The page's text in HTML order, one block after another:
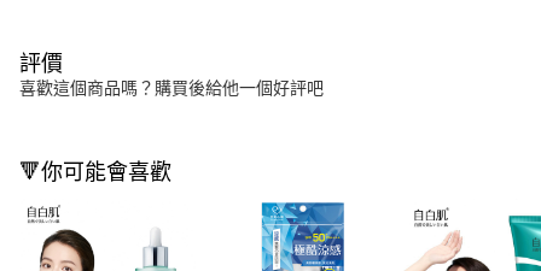
評價
喜歡這個商品嗎？購買後給他一個好評吧
🔻你可能會喜歡